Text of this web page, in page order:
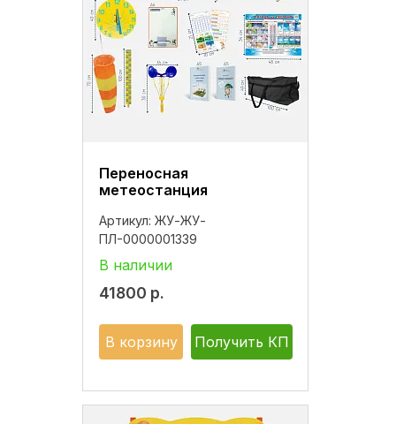
Переносная
метеостанция
Артикул: ЖУ-ЖУ-
ПЛ-0000001339
В наличии
41800 р.
В корзину Получить КП